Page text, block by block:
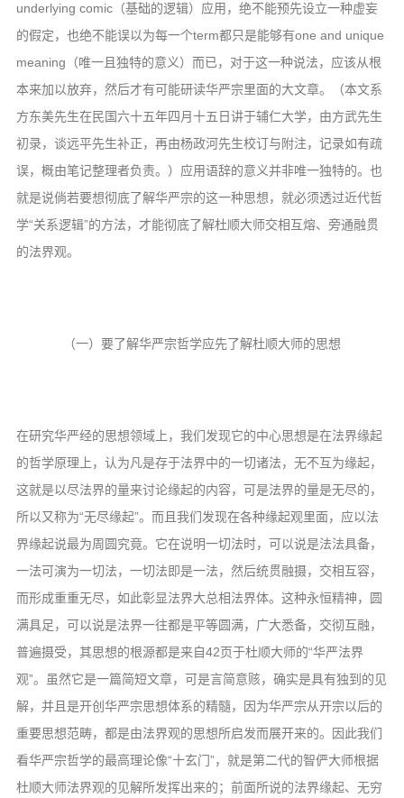
underlying comic（基础的逻辑）应用，绝不能预先设立一种虚妄
的假定，也绝不能误以为每一个term都只是能够有one and unique
meaning（唯一且独特的意义）而已，对于这一种说法，应该从根
本来加以放弃，然后才有可能研读华严宗里面的大文章。（本文系
方东美先生在民国六十五年四月十五日讲于辅仁大学，由方武先生
初录，谈远平先生补正，再由杨政河先生校订与附注，记录如有疏
误，概由笔记整理者负责。）应用语辞的意义并非唯一独特的。也
就是说倘若要想彻底了解华严宗的这一种思想，就必须透过近代哲
学“关系逻辑”的方法，才能彻底了解杜顺大师交相互熔、旁通融贯
的法界观。
（一）要了解华严宗哲学应先了解杜顺大师的思想
在研究华严经的思想领域上，我们发现它的中心思想是在法界缘起
的哲学原理上，认为凡是存于法界中的一切诸法，无不互为缘起，
这就是以尽法界的量来讨论缘起的内容，可是法界的量是无尽的，
所以又称为“无尽缘起”。而且我们发现在各种缘起观里面，应以法
界缘起说最为周圆究竟。它在说明一切法时，可以说是法法具备，
一法可演为一切法，一切法即是一法，然后统贯融摄，交相互容，
而形成重重无尽，如此彰显法界大总相法界体。这种永恒精神，圆
满具足，可以说是法界一往都是平等圆满，广大悉备，交彻互融，
普遍摄受，其思想的根源都是来自42页于杜顺大师的“华严法界
观”。虽然它是一篇简短文章，可是言简意赅，确实是具有独到的见
解，并且是开创华严宗思想体系的精髓，因为华严宗从开宗以后的
重要思想范畴，都是由法界观的思想所启发而展开来的。因此我们
看华严宗哲学的最高理论像“十玄门”，就是第二代的智俨大师根据
杜顺大师法界观的见解所发挥出来的；前面所说的法界缘起、无穷